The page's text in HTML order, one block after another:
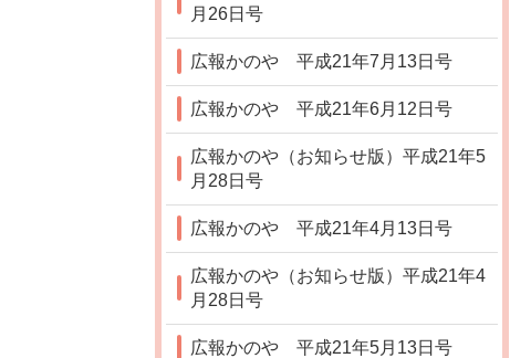
月26日号
広報かのや 平成21年7月13日号
広報かのや 平成21年6月12日号
広報かのや（お知らせ版）平成21年5
月28日号
広報かのや 平成21年4月13日号
広報かのや（お知らせ版）平成21年4
月28日号
広報かのや 平成21年5月13日号